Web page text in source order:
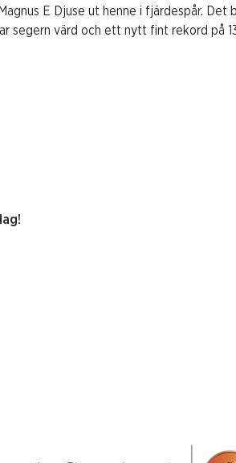
E Djuse ut henne i fjärdespår. Det
segern värd och ett nytt fint rekord på